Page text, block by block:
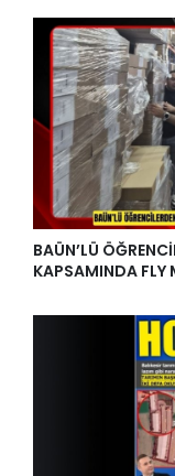
BAÜN’LÜ
KAPSAMINDA FLY